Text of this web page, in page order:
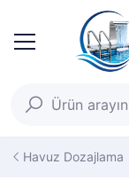
Havuz Dozajlama